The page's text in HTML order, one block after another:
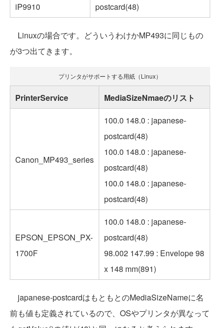
iP9910
postcard(48)
Linuxの場合です。どういうわけかMP493に同じもの
が3つ出てきます。
プリンタがサポートする用紙（Linux）
PrinterService MediaSizeNmaeのリスト
Canon_MP493_series
100.0 148.0 : japanese-
postcard(48)
100.0 148.0 : japanese-
postcard(48)
100.0 148.0 : japanese-
postcard(48)
EPSON_EPSON_PX-
1700F
100.0 148.0 : japanese-
postcard(48)
98.002 147.99 : Envelope 98
x 148 mm(891)
japanese-postcardはもともとのMediaSizeNameに名
前も値も定義されているので、OSやプリンタが異なって